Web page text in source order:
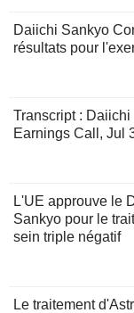
Daiichi Sankyo
résultats pour
Transcript :
Earnings Call, Jul
L'UE approuve le
Sankyo pour le
sein triple négatif
Le traitement